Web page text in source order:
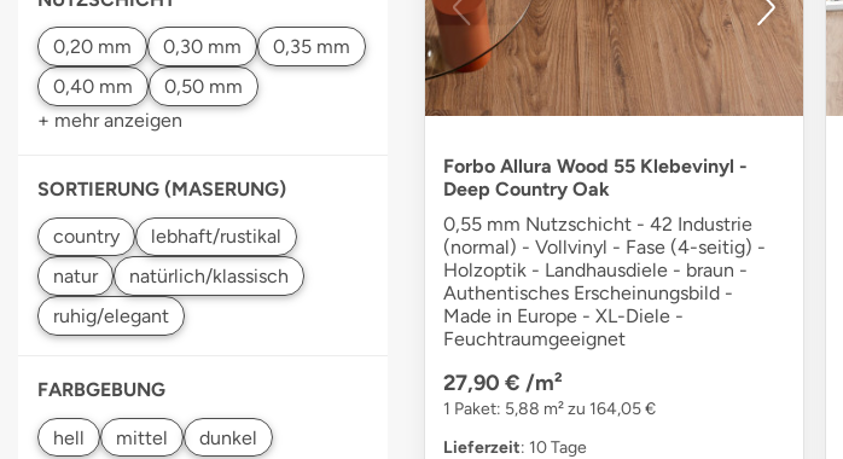
+ mehr anzeigen
SORTIERUNG (MASERUNG)
FARBGEBUNG
Forbo Allura Wood 55 Klebevinyl -
Deep Country Oak
0,55 mm Nutzschicht - 42 Industrie
(normal) - Vollvinyl - Fase (4-seitig) -
Holzoptik - Landhausdiele - braun -
Authentisches Erscheinungsbild -
Made in Europe - XL-Diele -
Feuchtraumgeeignet
27,90 € /m²
1 Paket: 5,88 m² zu 164,05 €
Lieferzeit: 10 Tage